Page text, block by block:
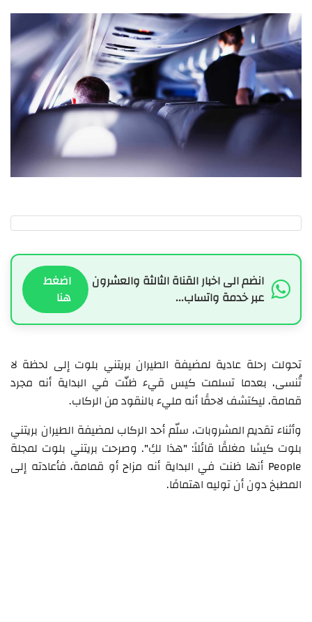
انضم الى اخبار القناة الثالثة والعشرون
عبر خدمة واتساب...
اضغط
هنا
تحولت رحلة عادية لمضيفة الطيران بريتني بلوت إلى لحظة لا
تُنسى، بعدما تسلمت كيس قيء ظنّت في البداية أنه مجرد
قمامة، ليكتشف لاحقًا أنه مليء بالنقود من الركاب.
وأثناء تقديم المشروبات، سلّم أحد الركاب لمضيفة الطيران بريتني
بلوت كيسًا مغلقًا قائلاً: "هذا لكِ". وصرحت بريتني بلوت لمجلة
People أنها ظنت في البداية أنه مزاح أو قمامة، فأعادته إلى
المطبخ دون أن توليه اهتمامًا.